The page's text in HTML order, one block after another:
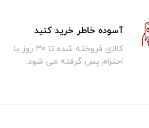
آسوده خاطر خرید کنید
کالای فروخته شده تا 30 روز با
احترام پس گرفته می شود.